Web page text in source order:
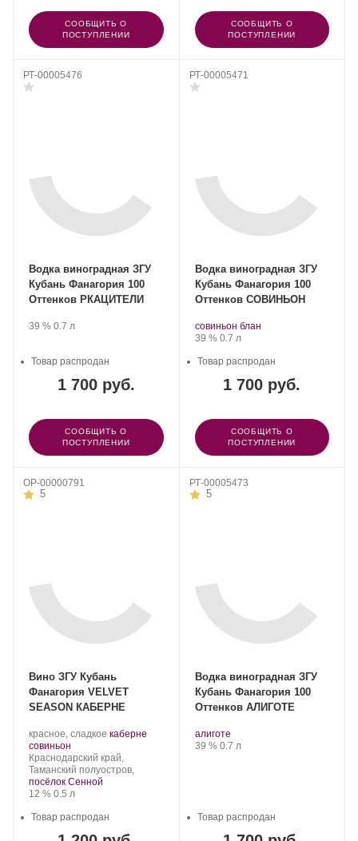
СООБЩИТЬ О
ПОСТУПЛЕНИИ
СООБЩИТЬ О
ПОСТУПЛЕНИИ
РТ-00005476
Водка виноградная ЗГУ
Кубань Фанагория 100
Оттенков РКАЦИТЕЛИ
Производитель:
.Крепость
39 %. Объем
0.7 л
1 700 руб.
Товар распродан
СООБЩИТЬ О
ПОСТУПЛЕНИИ
РТ-00005471
Водка виноградная ЗГУ
Кубань Фанагория 100
Оттенков СОВИНЬОН
Производитель:
Фанагория.
.
Сорт
совиньон блан.
Крепость
39 %. Объем
0.7 л
1 700 руб.
Товар распродан
СООБЩИТЬ О
ПОСТУПЛЕНИИ
OP-00000791
5
Вино ЗГУ Кубань
Фанагория VELVET
SEASON КАБЕРНЕ
Производитель:
Фанагория.
красное, сладкое .
винограда:
каберне
совиньон
Регион:
Краснодарский край,
Таманский полуостров,
посёлок Сенной
Крепость
12 %. Объем
0.5 л
Товар распродан
РТ-00005473
5
Водка виноградная ЗГУ
Кубань Фанагория 100
Оттенков АЛИГОТЕ
Производитель:
Фанагория.
.
Сорт
алиготе.
Крепость
39 %. Объем
0.7 л
Товар распродан